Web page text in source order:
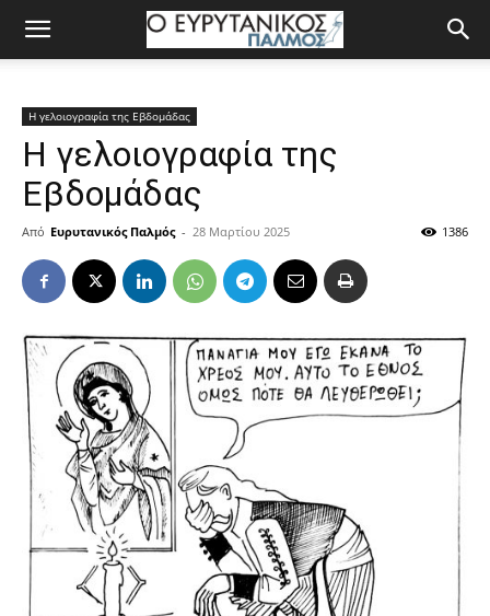
Η γελοιογραφία της Εβδομάδας
Η γελοιογραφία της
Εβδομάδας
Από Ευρυτανικός Παλμός - 28 Μαρτίου 2025 1386